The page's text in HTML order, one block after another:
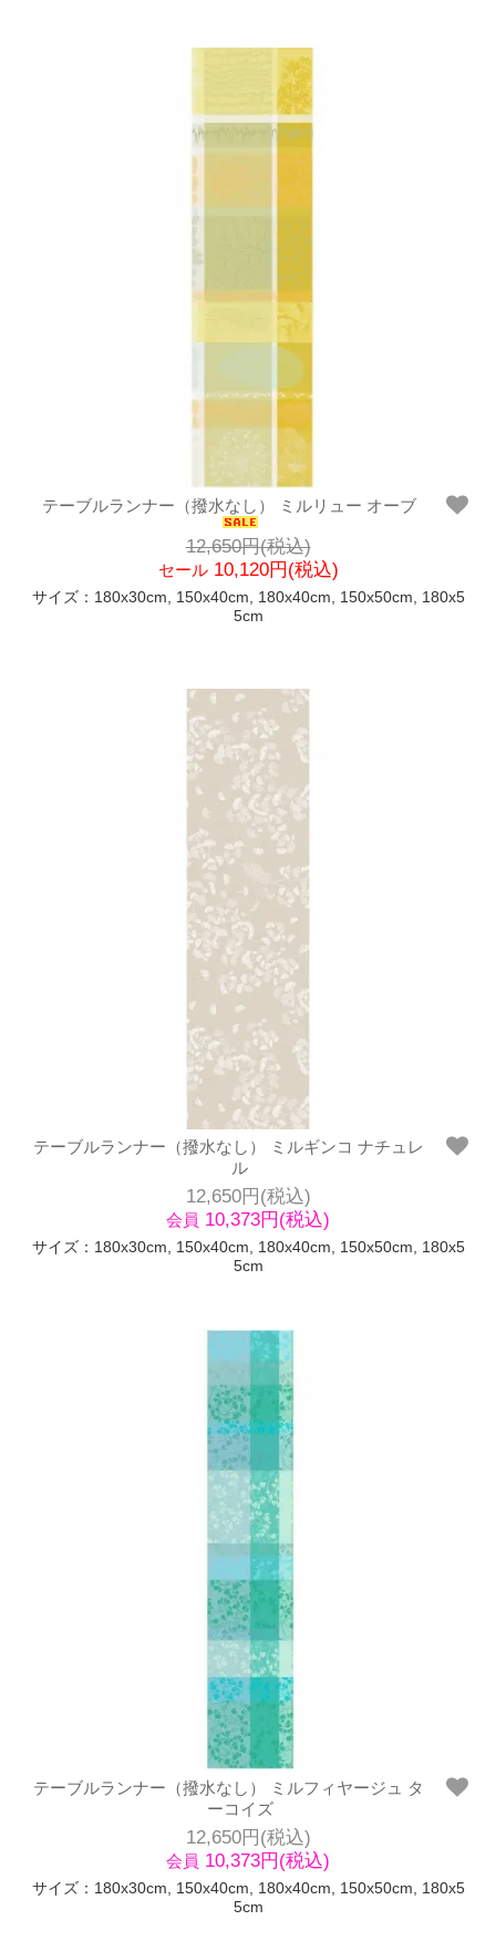
テーブルランナー（撥水なし） ミルリュー オーブ
12,650円(税込)
セール10,120円(税込)
サイズ：180x30cm, 150x40cm, 180x40cm, 150x50cm, 180x5
5cm
テーブルランナー（撥水なし） ミルギンコ ナチュレ
ル
12,650円(税込)
会員 10,373円(税込)
サイズ：180x30cm, 150x40cm, 180x40cm, 150x50cm, 180x5
5cm
テーブルランナー（撥水なし） ミルフィヤージュ タ
ーコイズ
12,650円(税込)
会員 10,373円(税込)
サイズ：180x30cm, 150x40cm, 180x40cm, 150x50cm, 180x5
5cm